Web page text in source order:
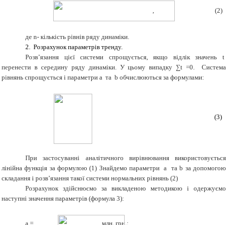
, (2)
деn- кількість рівнів ряду динаміки.
2. Розрахунок параметрів тренду.
Розв’язання цієї системи спрощується, якщо відлік значень t
перенести в середину ряду динаміки.У цьому випадку ∑t =0.
Система
рівнянь спрощується і параметри a та b обчислюються за формулами:
(3)
При застосуванні аналітичного вирівнювання використовується
лінійна функція за формулою (1) Знайдемо параметриa таb за допомогою
складання і розв’язання такої системи нормальних рівнянь (2)
Розрахунок здійснюємо за викладеною методикою і одержуємо
наступні значення параметрів (формула 3):
a = млн. грн.;